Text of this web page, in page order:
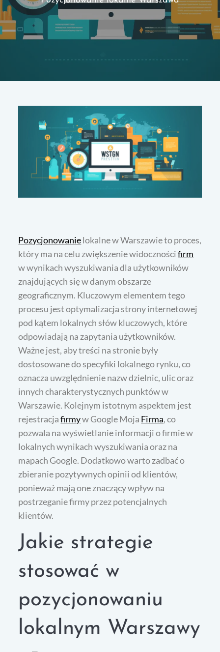
Pozycjonowanielokalne w Warszawie to proces,
który ma na celu zwiększenie widocznościfirm
w wynikach wyszukiwania dla użytkowników
znajdujących się w danym obszarze
geograficznym. Kluczowym elementem tego
procesu jest optymalizacja strony internetowej
pod kątem lokalnych słów kluczowych, które
odpowiadają na zapytania użytkowników.
Ważne jest, aby treści na stronie były
dostosowane do specyfiki lokalnego rynku, co
oznacza uwzględnienie nazw dzielnic, ulic oraz
innych charakterystycznych punktów w
Warszawie. Kolejnym istotnym aspektem jest
rejestracjafirmyw Google Moja Firma, co
pozwala na wyświetlanie informacji o firmie w
lokalnych wynikach wyszukiwania oraz na
mapach Google. Dodatkowo warto zadbać o
zbieranie pozytywnych opinii od klientów,
ponieważ mają one znaczący wpływ na
postrzeganie firmy przez potencjalnych
klientów.
Jakie strategie
stosować w
pozycjonowaniu
lokalnym Warszawy